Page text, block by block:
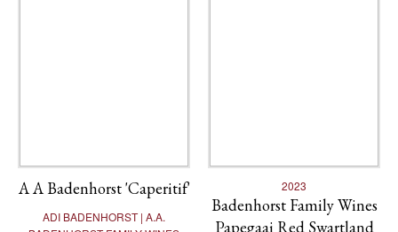
A A Badenhorst 'Caperitif'
ADI BADENHORST | A.A.
2023
Badenhorst Family Wines
Papegaai Red Swartland